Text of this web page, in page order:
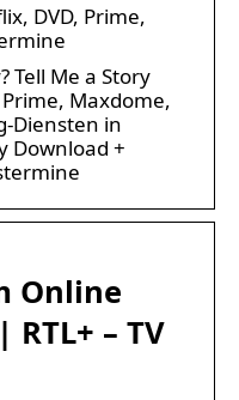
DVD, Prime,
Tell Me a Story
Maxdome,
Diensten in
Download +
Online
– TV